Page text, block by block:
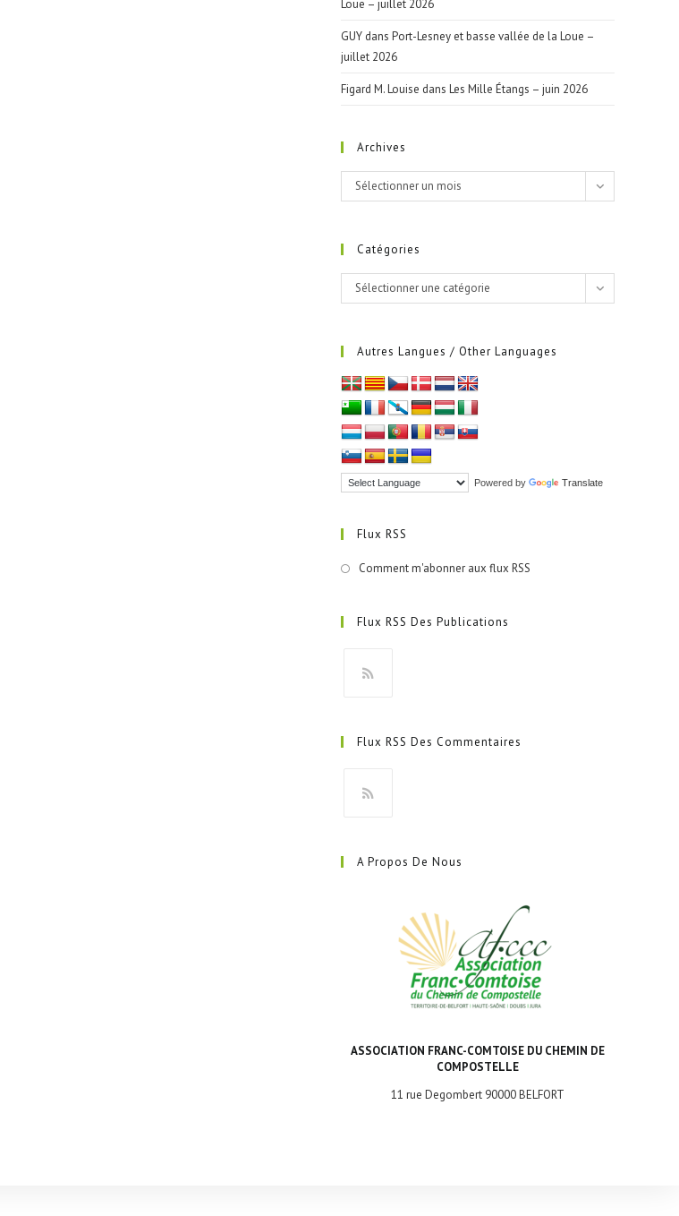
Loue – juillet 2026
GUY dans Port-Lesney et basse vallée de la Loue –
juillet 2026
Figard M. Louise dans Les Mille Étangs – juin 2026
Archives
Archives
Sélectionner un mois
Catégories
Catégories
Sélectionner une catégorie
Autres Langues / Other Languages
Powered by Translate
Flux RSS
Comment m'abonner aux flux RSS
Flux RSS Des Publications
un
onglet
Flux RSS Des Commentaires
un
A Propos De Nous
ASSOCIATION FRANC-COMTOISE DU CHEMIN DE
COMPOSTELLE
11 rue Degombert 90000 BELFORT